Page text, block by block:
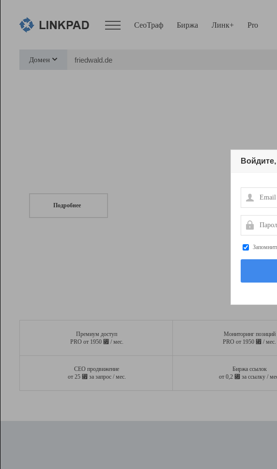
СеоТраф Биржа Линк+ Pro
Домен
Подробнее
Премиум доступ
PRO от 1950 ⃏ / мес.
Мониторинг позиций
PRO от 1950 ⃏ / мес.
СЕО продвижение
от 25 ⃏ за запрос / мес.
Биржа ссылок
от 0,2 ⃏ за ссылку /
Email
Пароль